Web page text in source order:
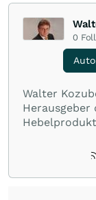
0
Walter
Newsletter